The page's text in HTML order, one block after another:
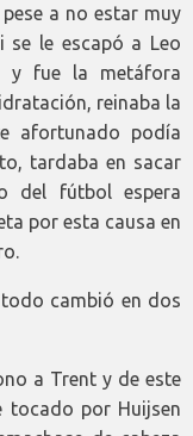
a no estar muy
se le escapó a Leo
y fue la metáfora
reinaba la
afortunado podía
tardaba en sacar
del fútbol espera
por esta causa en
cambió en dos
a Trent y de este
tocado por Huijsen